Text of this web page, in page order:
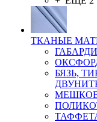
ТКАНЫЕ
БЯЗЬ,